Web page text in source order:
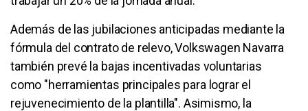
Además de las jubilaciones anticipadas mediante la
fórmula del contrato de relevo, Volkswagen Navarra
también prevé la bajas incentivadas voluntarias
como "herramientas principales para lograr el
rejuvenecimiento de la plantilla". Asimismo, la